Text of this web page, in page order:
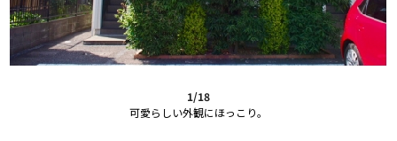
1/18
可愛らしい外観にほっこり。